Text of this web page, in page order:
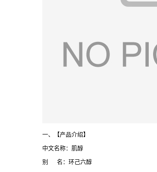
一、【产品介绍】
中文名称：肌醇
别 名：环己六醇